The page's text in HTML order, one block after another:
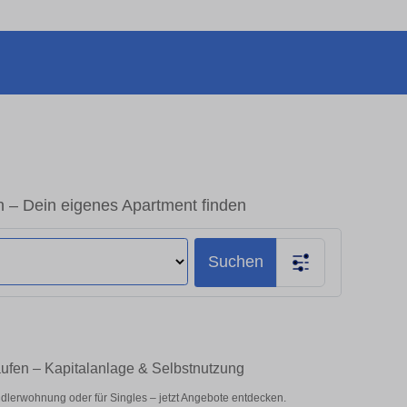
Dein eigenes Apartment finden
Suchen
– Kapitalanlage & Selbstnutzung
oder für Singles – jetzt Angebote entdecken.